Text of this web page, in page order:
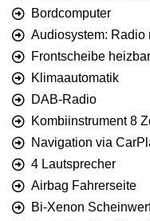
Bordcomputer
Audiosystem: Radio
Frontscheibe heizbar
Klimaautomatik
DAB-Radio
Kombiinstrument 8
Navigation via
4 Lautsprecher
Airbag Fahrerseite
Bi-Xenon